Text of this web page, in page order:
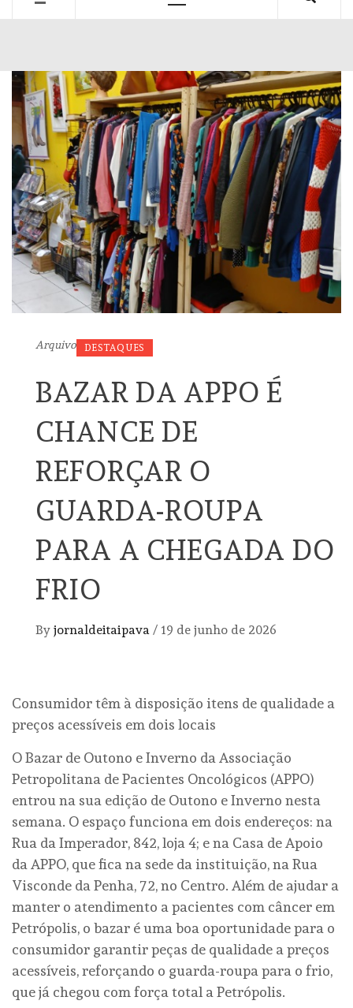
Arquivo DESTAQUES
BAZAR DA APPO É
CHANCE DE
REFORÇAR O
GUARDA-ROUPA
PARA A CHEGADA DO
FRIO
By jornaldeitaipava / 19 de junho de 2026
Consumidor têm à disposição itens de qualidade a
preços acessíveis em dois locais
O Bazar de Outono e Inverno da Associação
Petropolitana de Pacientes Oncológicos (APPO)
entrou na sua edição de Outono e Inverno nesta
semana. O espaço funciona em dois endereços: na
Rua da Imperador, 842, loja 4; e na Casa de Apoio
da APPO, que fica na sede da instituição, na Rua
Visconde da Penha, 72, no Centro. Além de ajudar a
manter o atendimento a pacientes com câncer em
Petrópolis, o bazar é uma boa oportunidade para o
consumidor garantir peças de qualidade a preços
acessíveis, reforçando o guarda-roupa para o frio,
que já chegou com força total a Petrópolis.